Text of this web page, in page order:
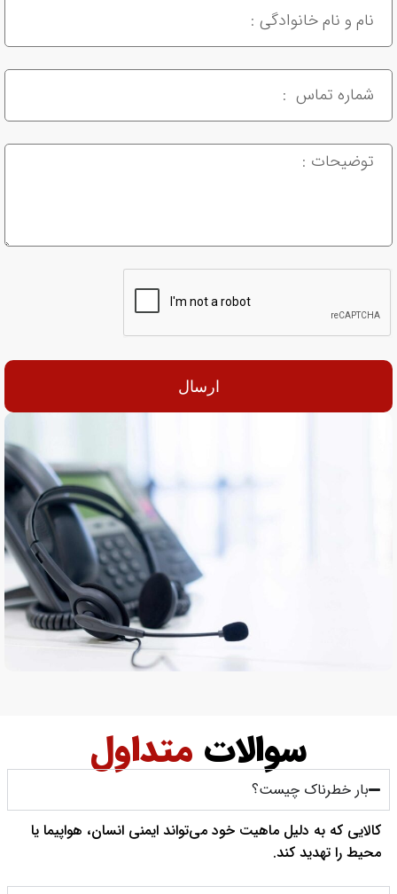
ارسال
سوالات متداول
بار خطرناک چیست؟
کالایی که به دلیل ماهیت خود می‌تواند ایمنی انسان، هواپیما یا
محیط را تهدید کند.